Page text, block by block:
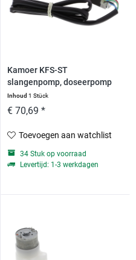
Kamoer KFS-ST
slangenpomp, doseerpomp
met...
Inhoud1 Stück
€ 70,69 *
Toevoegen aan watchlist
34 Stuk op voorraad
Levertijd: 1-3 werkdagen